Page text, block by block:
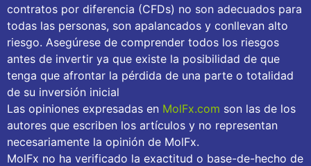
contratos por diferencia (CFDs) no son adecuados para
todas las personas, son apalancados y conllevan alto
riesgo. Asegúrese de comprender todos los riesgos
antes de invertir ya que existe la posibilidad de que
tenga que afrontar la pérdida de una parte o totalidad
de su inversión inicial
Las opiniones expresadas en MolFx.com son las de los
autores que escriben los artículos y no representan
necesariamente la opinión de MolFx.
MolFx no ha verificado la exactitud o base-de-hecho de